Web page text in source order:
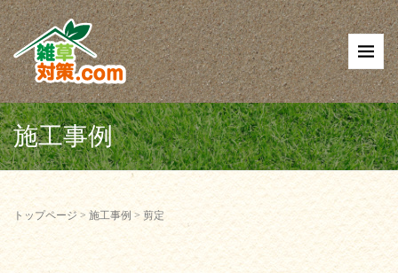
施工事例
トップページ> 施工事例 > 剪定